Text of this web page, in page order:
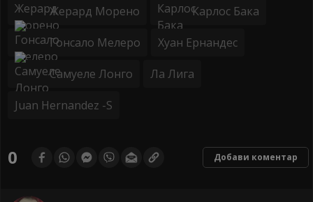
Жерард Морено Карлос Бака
Гонсало Мелеро Хуан Ернандес
Самуеле Лонго Ла Лига
Juan Hernandez -S
0 Добави коментар